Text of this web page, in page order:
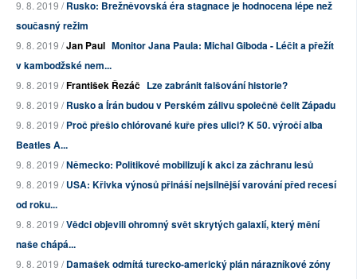
9. 8. 2019 /Rusko: Brežněvovská éra stagnace je hodnocena lépe než
současný režim
9. 8. 2019 /Jan Paul Monitor Jana Paula: Michal Giboda - Léčit a přežít
v kambodžské nem...
9. 8. 2019 /František Řezáč Lze zabránit falšování historie?
9. 8. 2019 /Rusko a Írán budou v Perském zálivu společně čelit Západu
9. 8. 2019 /Proč přešlo chlórované kuře přes ulici? K 50. výročí alba
Beatles A...
9. 8. 2019 /Německo: Politikové mobilizují k akci za záchranu lesů
9. 8. 2019 /USA: Křivka výnosů přináší nejsilnější varování před recesí
od roku...
9. 8. 2019 /Vědci objevili ohromný svět skrytých galaxií, který mění
naše chápá...
9. 8. 2019 /Damašek odmítá turecko-americký plán nárazníkové zóny